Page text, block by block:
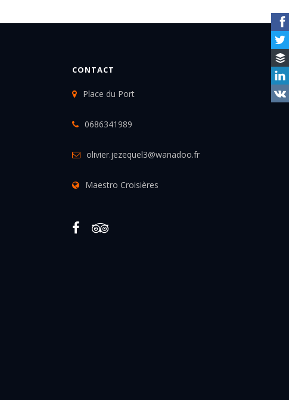
CONTACT
Place du Port
0686341989
olivier.jezequel3@wanadoo.fr
Maestro Croisières